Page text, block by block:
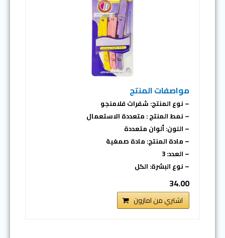
مواصفات المنتج
– نوع المنتج: شفرات فلامنجو
– نمط المنتج : متعددة الاستعمال
– اللون: ألوان متعددة
– مادة المنتج: مادة صمغية
– العدد: 3
– نوع البشرة: الكل
34.00
اشتري من امازون